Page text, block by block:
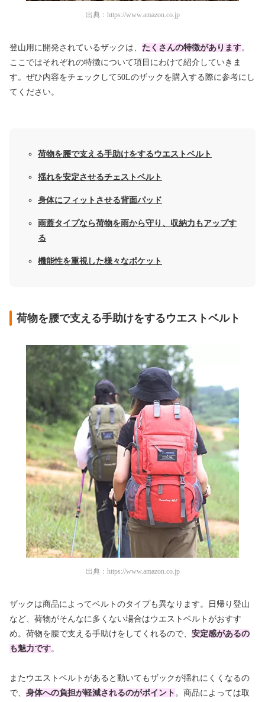
出典： https://www.amazon.co.jp
登山用に開発されているザックは、 たくさんの特徴があります。
ここではそれぞれの特徴について項目にわけて紹介していきま
す。ぜひ内容をチェックして50Lのザックを購入する際に参考にし
てください。
荷物を腰で支える手助けをするウエストベルト
揺れを安定させるチェストベルト
身体にフィットさせる背面パッド
雨蓋タイプなら荷物を雨から守り、収納力もアップす
る
機能性を重視した様々なポケット
荷物を腰で支える手助けをするウエストベルト
出典： https://www.amazon.co.jp
ザックは商品によってベルトのタイプも異なります。日帰り登山
など、荷物がそんなに多くない場合はウエストベルトがおすす
め。荷物を腰で支える手助けをしてくれるので、 安定感があるの
も魅力です。
またウエストベルトがあると動いてもザックが揺れにくくなるの
で、 身体への負担が軽減されるのがポイント 。商品によっては取